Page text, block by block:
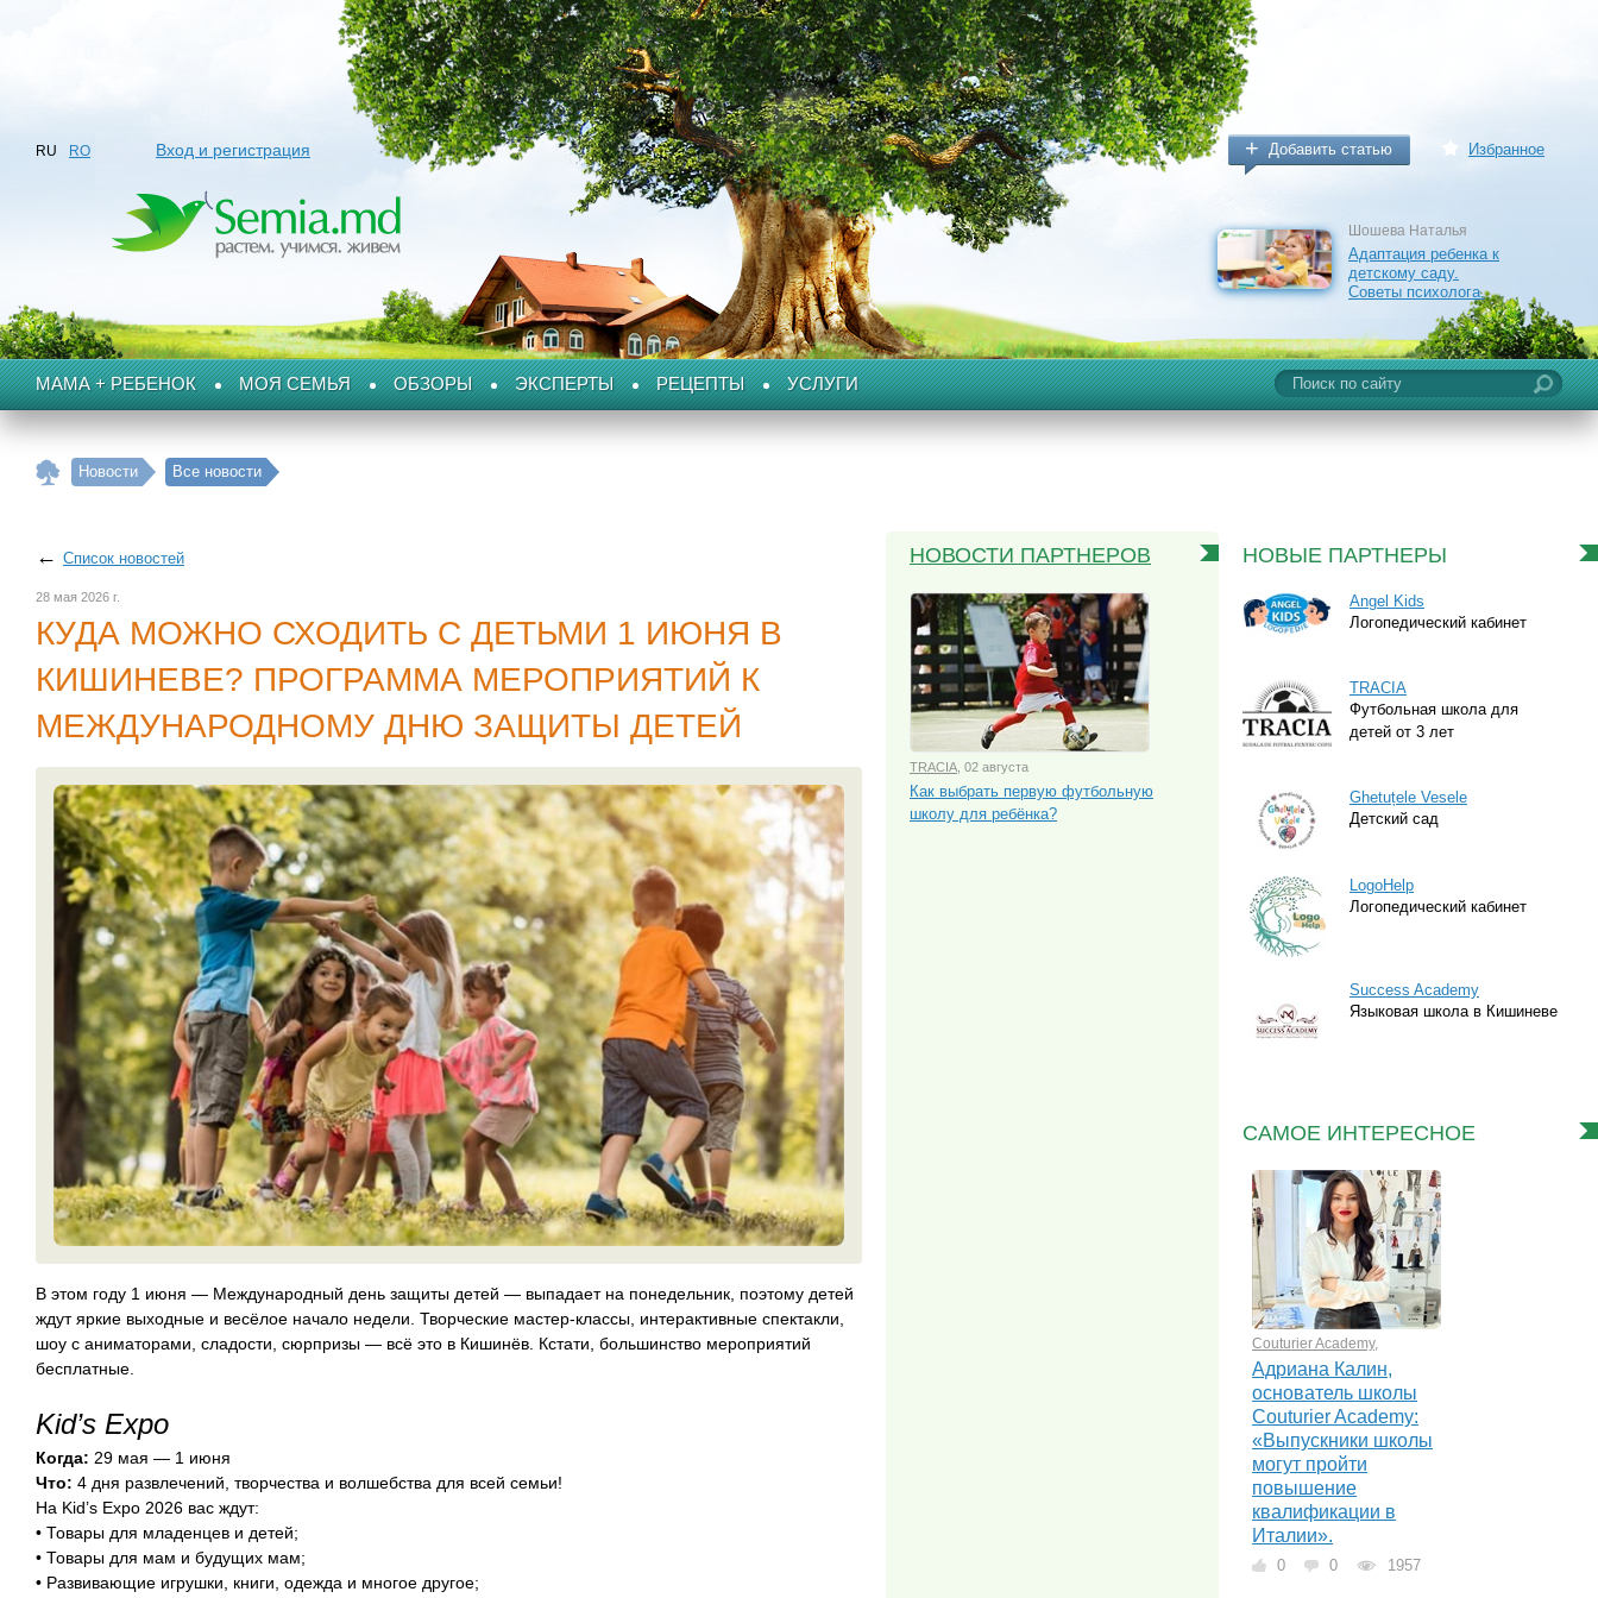
RU RO Вход и регистрация Добавить статью Избранное
Шошева Наталья
Адаптация ребенка к
детскому саду.
Советы психолога.
МАМА + РЕБЕНОК МОЯ СЕМЬЯ ОБЗОРЫ ЭКСПЕРТЫ РЕЦЕПТЫ УСЛУГИ
Новости Все новости
← Список новостей
28 мая 2026 г.
КУДА МОЖНО СХОДИТЬ С ДЕТЬМИ 1 ИЮНЯ В
КИШИНЕВЕ? ПРОГРАММА МЕРОПРИЯТИЙ К
МЕЖДУНАРОДНОМУ ДНЮ ЗАЩИТЫ ДЕТЕЙ
В этом году 1 июня — Международный день защиты детей — выпадает на понедельник, поэтому детей
ждут яркие выходные и весёлое начало недели. Творческие мастер-классы, интерактивные спектакли,
шоу с аниматорами, сладости, сюрпризы — всё это в Кишинёв. Кстати, большинство мероприятий
бесплатные.
Kid’s Expo
Когда: 29 мая — 1 июня
Что: 4 дня развлечений, творчества и волшебства для всей семьи!
На Kid’s Expo 2026 вас ждут:
• Товары для младенцев и детей;
• Товары для мам и будущих мам;
• Развивающие игрушки, книги, одежда и многое другое;
НОВОСТИ ПАРТНЕРОВ
TRACIA , 02 августа
Как выбрать первую футбольную
школу для ребёнка?
НОВЫЕ ПАРТНЕРЫ
Angel Kids
Логопедический кабинет
TRACIA
Футбольная школа для
детей от 3 лет
Ghetuțele Vesele
Детский сад
LogoHelp
Логопедический кабинет
Success Academy
Языковая школа в Кишиневе
САМОЕ ИНТЕРЕСНОЕ
Couturier Academy,
Адриана Калин,
основатель школы
Couturier Academy:
«Выпускники школы
могут пройти
повышение
квалификации в
Италии».
0 0 1957